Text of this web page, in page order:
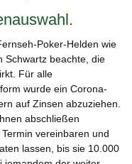
Poker-Helden wie
Schwartz beachte, die
Für alle
wurde ein Corona-
auf Zinsen abzuziehen.
abschließen
vereinbaren und
lassen, bis sie 10.000